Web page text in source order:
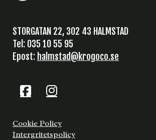
STORGATAN 22, 302 43 HALMSTAD
Tel: 035 10 55 95
Epost: halmstad@krogoco.se
Cookie Policy
Intergritetspolicy